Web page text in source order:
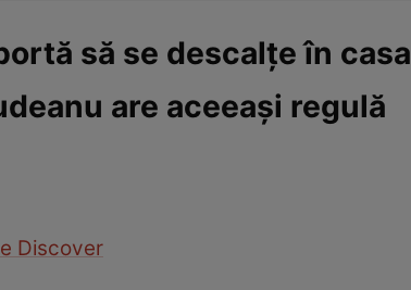
să se descalțe în casa
are aceeași regulă
Discover